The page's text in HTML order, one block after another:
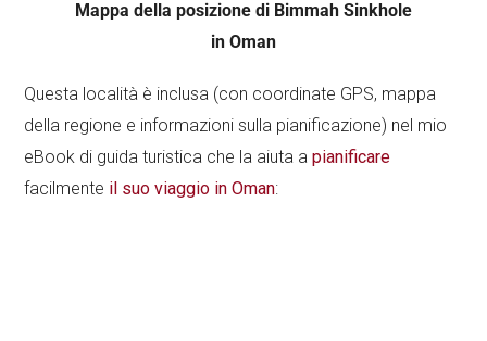
Mappa della posizione di Bimmah Sinkhole
in Oman
Questa località è inclusa (con coordinate GPS, mappa
della regione e informazioni sulla pianificazione) nel mio
eBook di guida turistica che la aiuta apianificare
facilmente il suo viaggio in Oman: